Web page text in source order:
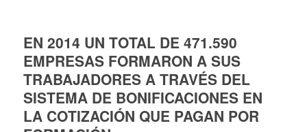
EN 2014 UN TOTAL DE 471.590
EMPRESAS FORMARON A SUS
TRABAJADORES A TRAVÉS DEL
SISTEMA DE BONIFICACIONES EN
LA COTIZACIÓN QUE PAGAN POR